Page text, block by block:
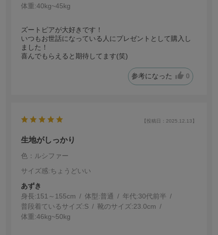
体重:40kg~45kg
ズートピアが大好きです！
いつもお世話になっている人にプレゼントとして購入し
ました！
喜んでもらえると期待してます(笑)
参考になった 0
【投稿日：2025.12.13】
生地がしっかり
色：ルシファー
サイズ感:ちょうどいい
あずき
身長:151～155cm 体型:普通 年代:30代前半
普段着ているサイズ:S 靴のサイズ:23.0cm
体重:46kg~50kg